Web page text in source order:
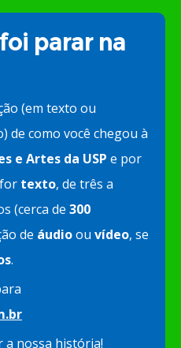
parar na
(em texto ou
de como você chegou à
e Artes da USP e por
texto, de três a
(cerca de 300
de áudioou vídeo, se
.
a nossa história!